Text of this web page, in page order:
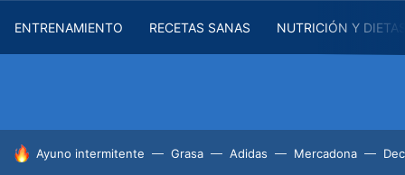
ENTRENAMIENTO RECETAS SANAS NUTRICIÓN Y
HOY SE HABLA DE
Ayuno intermitente Grasa Adidas Mercadona